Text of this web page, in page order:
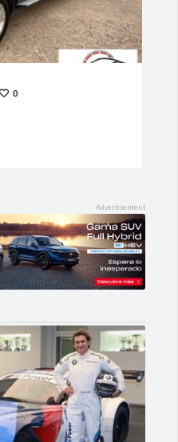
0
quattro S tronic